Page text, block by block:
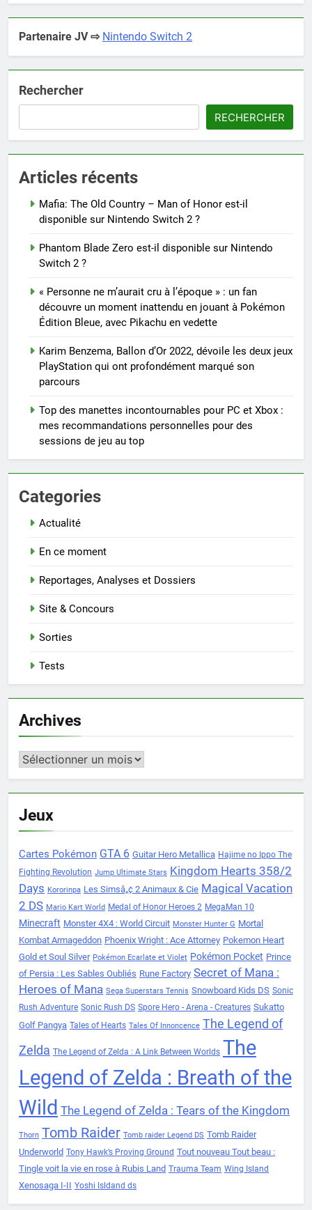
Partenaire JV ⇨ Nintendo Switch 2
Rechercher
RECHERCHER
Articles récents
Mafia: The Old Country – Man of Honor est-il
disponible sur Nintendo Switch 2 ?
Phantom Blade Zero est-il disponible sur Nintendo
Switch 2 ?
« Personne ne m’aurait cru à l’époque » : un fan
découvre un moment inattendu en jouant à Pokémon
Édition Bleue, avec Pikachu en vedette
Karim Benzema, Ballon d’Or 2022, dévoile les deux jeux
PlayStation qui ont profondément marqué son
parcours
Top des manettes incontournables pour PC et Xbox :
mes recommandations personnelles pour des
sessions de jeu au top
Categories
Actualité
En ce moment
Reportages, Analyses et Dossiers
Site & Concours
Sorties
Tests
Archives
Archives
Jeux
Cartes Pokémon GTA 6 Guitar Hero Metallica Hajime no Ippo The
Fighting Revolution Jump Ultimate Stars Kingdom Hearts 358/2
Days Kororinpa Les Simsâ„¢ 2 Animaux & Cie Magical Vacation
2 DS Mario Kart World Medal of Honor Heroes 2 MegaMan 10
Minecraft Monster 4X4 : World Circuit Monster Hunter G Mortal
Kombat Armageddon Phoenix Wright : Ace Attorney Pokemon Heart
Gold et Soul Silver Pokémon Ecarlate et Violet Pokémon Pocket Prince
of Persia : Les Sables Oubliés Rune Factory Secret of Mana :
Heroes of Mana Sega Superstars Tennis Snowboard Kids DS Sonic
Rush Adventure Sonic Rush DS Spore Hero - Arena - Creatures Sukatto
Golf Pangya Tales of Hearts Tales Of Innoncence The Legend of
Zelda The Legend of Zelda : A Link Between Worlds The
Legend of Zelda : Breath of the
Wild The Legend of Zelda : Tears of the Kingdom
Thorn Tomb Raider Tomb raider Legend DS Tomb Raider
Underworld Tony Hawk’s Proving Ground Tout nouveau Tout beau :
Tingle voit la vie en rose à Rubis Land Trauma Team Wing Island
Xenosaga I-II Yoshi Isldand ds